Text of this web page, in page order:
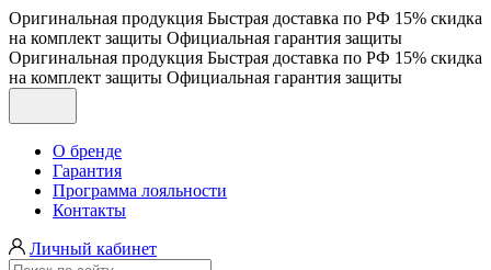
Оригинальная продукция Быстрая доставка по РФ 15% скидка
на комплект защиты Официальная гарантия защиты
Оригинальная продукция Быстрая доставка по РФ 15% скидка
на комплект защиты Официальная гарантия защиты
О бренде
Гарантия
Программа лояльности
Контакты
Личный кабинет